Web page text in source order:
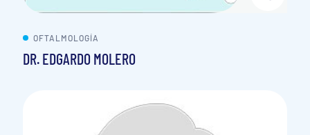
OFTALMOLOGÍA
DR. EDGARDO MOLERO